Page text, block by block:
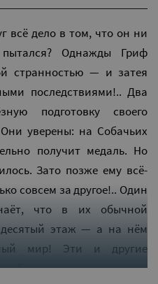
всё дело в том, что он ни
Однажды Гриф
странностью — и затея
последствиями!.. Два
подготовку своего
уверены: на Собачьих
получит медаль. Но
Зато позже ему всё-
совсем за другое!.. Один
что в их обычной
десятый этаж — а на нём
мир! Эти и другие
в книге сказок